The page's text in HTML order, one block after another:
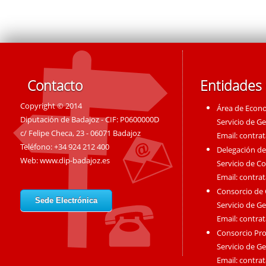
Contacto
Copyright © 2014
Diputación de Badajoz - CIF: P0600000D
c/ Felipe Checa, 23 - 06071 Badajoz
Teléfono: +34 924 212 400
Web:www.dip-badajoz.es
Sede Electrónica
Área de
Servicio de
Email:
Delegación
Servicio de
Email:
Consorcio de
Servicio de
Email:
Consorcio
Servicio de
Email: